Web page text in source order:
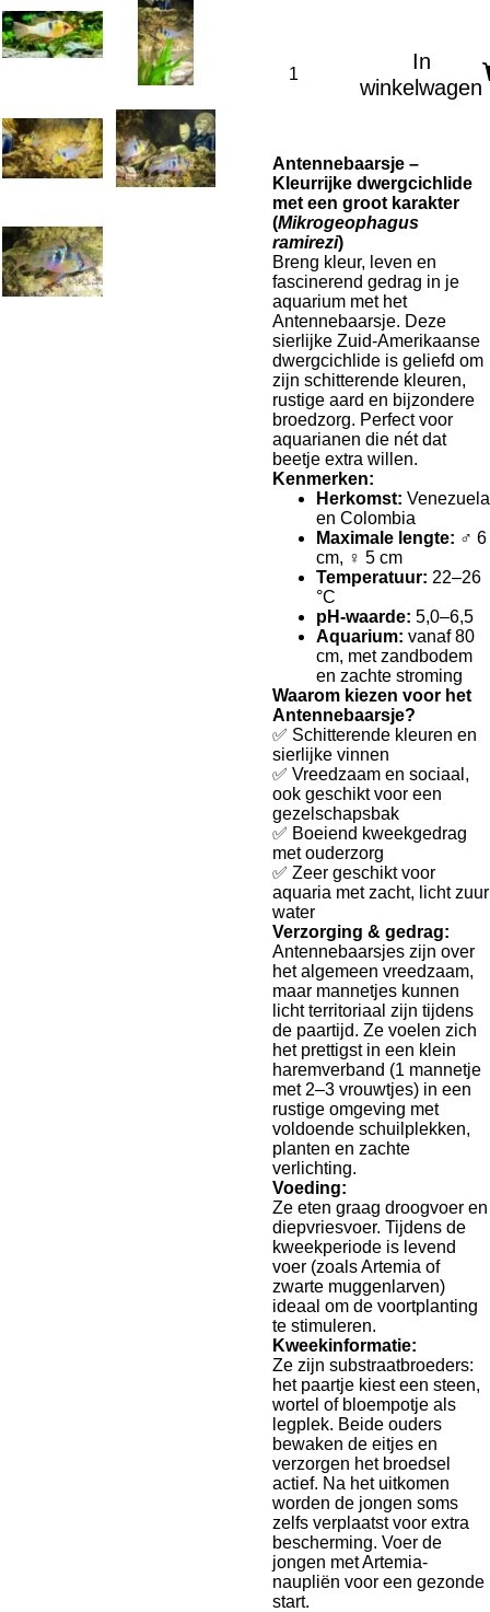
In
winkelwagen
Antennebaarsje –
Kleurrijke dwergcichlide
met een groot karakter
(Mikrogeophagus
ramirezi)
Breng kleur, leven en
fascinerend gedrag in je
aquarium met het
Antennebaarsje. Deze
sierlijke Zuid-Amerikaanse
dwergcichlide is geliefd om
zijn schitterende kleuren,
rustige aard en bijzondere
broedzorg. Perfect voor
aquarianen die nét dat
beetje extra willen.
Kenmerken:
Herkomst: Venezuela
en Colombia
Maximale lengte: ♂ 6
cm, ♀ 5 cm
Temperatuur: 22–26
°C
pH-waarde: 5,0–6,5
Aquarium: vanaf 80
cm, met zandbodem
en zachte stroming
Waarom kiezen voor het
Antennebaarsje?
✅ Schitterende kleuren en
sierlijke vinnen
✅ Vreedzaam en sociaal,
ook geschikt voor een
gezelschapsbak
✅ Boeiend kweekgedrag
met ouderzorg
✅ Zeer geschikt voor
aquaria met zacht, licht zuur
water
Verzorging & gedrag:
Antennebaarsjes zijn over
het algemeen vreedzaam,
maar mannetjes kunnen
licht territoriaal zijn tijdens
de paartijd. Ze voelen zich
het prettigst in een klein
haremverband (1 mannetje
met 2–3 vrouwtjes) in een
rustige omgeving met
voldoende schuilplekken,
planten en zachte
verlichting.
Voeding:
Ze eten graag droogvoer en
diepvriesvoer. Tijdens de
kweekperiode is levend
voer (zoals Artemia of
zwarte muggenlarven)
ideaal om de voortplanting
te stimuleren.
Kweekinformatie:
Ze zijn substraatbroeders:
het paartje kiest een steen,
wortel of bloempotje als
legplek. Beide ouders
bewaken de eitjes en
verzorgen het broedsel
actief. Na het uitkomen
worden de jongen soms
zelfs verplaatst voor extra
bescherming. Voer de
jongen met Artemia-
naupliën voor een gezonde
start.